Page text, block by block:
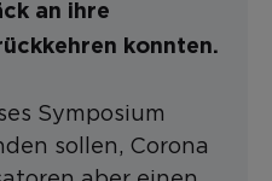
an ihre
konnten.
Symposium
sollen, Corona